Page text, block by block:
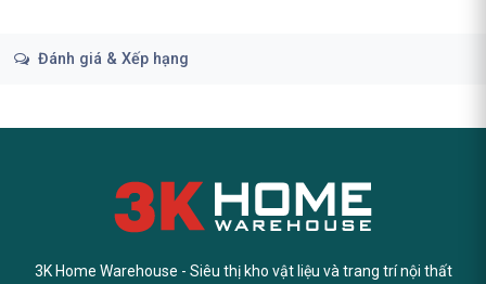
Đánh giá & Xếp hạng
3K Home Warehouse - Siêu thị kho vật liệu và trang trí nội thất